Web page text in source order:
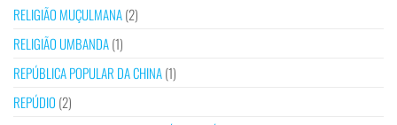
RELIGIÃO MUÇULMANA(2)
RELIGIÃO UMBANDA(1)
REPÚBLICA POPULAR DA CHINA(1)
REPÚDIO (2)